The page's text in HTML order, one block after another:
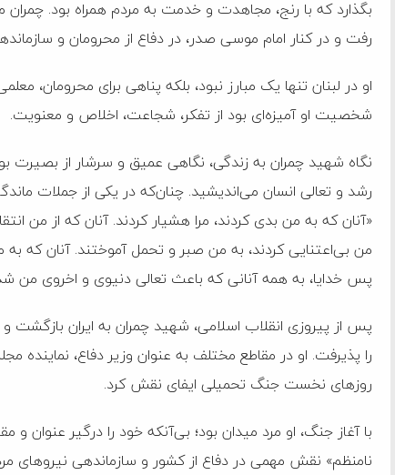
بگذارد که با رنج، مجاهدت و خدمت به مردم همراه بود.
رفت و در کنار امام موسی صدر، در دفاع از محرومان و
او در لبنان تنها یک مبارز نبود، بلکه پناهی برای محرومان،
شخصیت او آمیزه‌ای بود از تفکر، شجاعت، اخلاص و معنویت.
نگاه شهید چمران به زندگی، نگاهی عمیق و سرشار از
رشد و تعالی انسان می‌اندیشید. چنان‌که در یکی از جملات
«آنان که به من بدی کردند، مرا هشیار کردند. آنان که از من
من بی‌اعتنایی کردند، به من صبر و تحمل آموختند. آنان که
پس خدایا، به همه آنانی که باعث تعالی دنیوی و اخروی من
پس از پیروزی انقلاب اسلامی، شهید چمران به ایران
را پذیرفت. او در مقاطع مختلف به عنوان وزیر دفاع، نماینده
روزهای نخست جنگ تحمیلی ایفای نقش کرد.
با آغاز جنگ، او مرد میدان بود؛ بی‌آنکه خود را درگیر
نامنظم» نقش مهمی در دفاع از کشور و سازماندهی